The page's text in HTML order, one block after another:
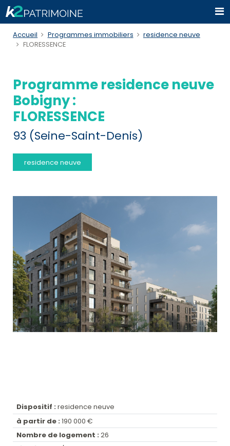
Accueil Programmes immobiliers
residence neuve
FLORESSENCE
Programme residence neuve
Bobigny :
FLORESSENCE
93 (Seine-Saint-Denis)
residence neuve
Dispositif : residence neuve
à partir de : 190 000 €
Nombre de logement : 26